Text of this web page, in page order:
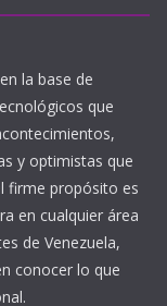
la base de
que
y optimistas que
firme propósito es
en cualquier área
de Venezuela,
conocer lo que